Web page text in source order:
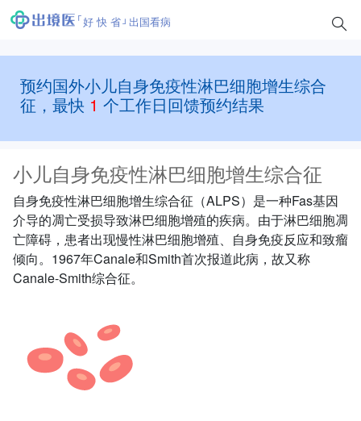
好 快 省 出国看病
预约国外小儿自身免疫性淋巴细胞增生综合
征，最快 1 个工作日回馈预约结果
小儿自身免疫性淋巴细胞增生综合征
自身免疫性淋巴细胞增生综合征（ALPS）是一种Fas基因
介导的凋亡受损导致淋巴细胞增殖的疾病。由于淋巴细胞凋
亡障碍，患者出现慢性淋巴细胞增殖、自身免疫反应和致瘤
倾向。1967年Canale和Smith首次报道此病，故又称
Canale-Smith综合征。